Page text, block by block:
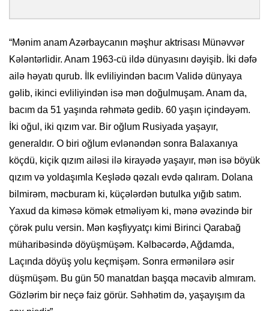
“Mənim anam Azərbaycanın məşhur aktrisası Münəvvər
Kələntərlidir. Anam 1963-cü ildə dünyasını dəyişib. İki dəfə
ailə həyatı qurub. İlk evliliyindən bacım Validə dünyaya
gəlib, ikinci evliliyindən isə mən doğulmuşam. Anam da,
bacım da 51 yaşında rəhmətə gedib. 60 yaşın içindəyəm.
İki oğul, iki qızım var. Bir oğlum Rusiyada yaşayır,
generaldır. O biri oğlum evlənəndən sonra Balaxanıya
köçdü, kiçik qızım ailəsi ilə kirayədə yaşayır, mən isə böyük
qızım və yoldaşımla Keşlədə qəzalı evdə qalıram. Dolana
bilmirəm, məcburam ki, küçələrdən butulka yığıb satım.
Yaxud da kiməsə kömək etməliyəm ki, mənə əvəzində bir
çörək pulu versin. Mən kəşfiyyatçı kimi Birinci Qarabağ
müharibəsində döyüşmüşəm. Kəlbəcərdə, Ağdamda,
Laçında döyüş yolu keçmişəm. Sonra ermənilərə əsir
düşmüşəm. Bu gün 50 manatdan başqa məcavib almıram.
Gözlərim bir neçə faiz görür. Səhhətim də, yaşayışım da